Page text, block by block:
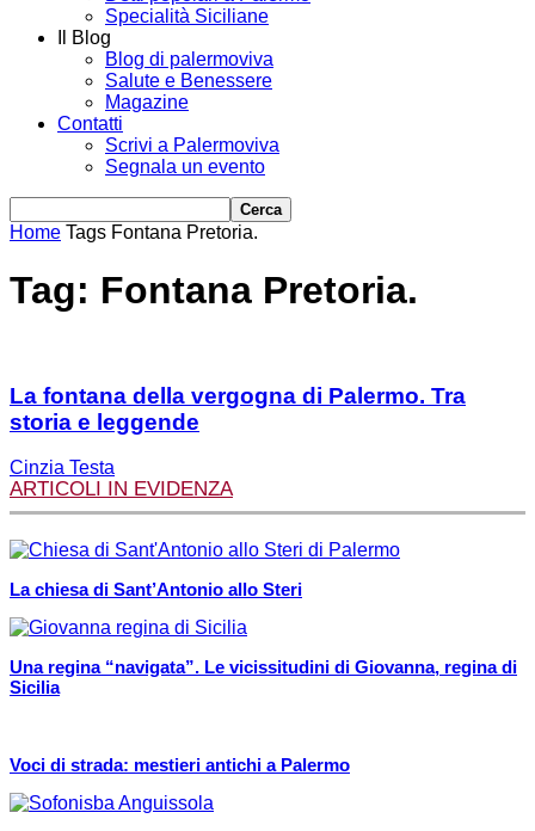
Specialità Siciliane
Il Blog
Blog di palermoviva
Salute e Benessere
Magazine
Contatti
Scrivi a Palermoviva
Segnala un evento
Home Tags Fontana Pretoria.
Tag: Fontana Pretoria.
La fontana della vergogna di Palermo. Tra
storia e leggende
Cinzia Testa
ARTICOLI IN EVIDENZA
La chiesa di Sant’Antonio allo Steri
Una regina “navigata”. Le vicissitudini di Giovanna, regina di
Sicilia
Voci di strada: mestieri antichi a Palermo